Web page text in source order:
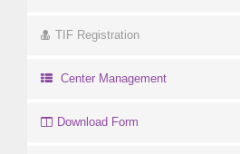
TIF Registration
Center Management
Download Form